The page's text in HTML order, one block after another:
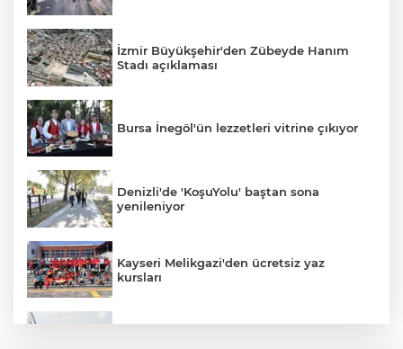
İzmir Büyükşehir'den Zübeyde Hanım
Stadı açıklaması
Bursa İnegöl'ün lezzetleri vitrine çıkıyor
Denizli'de 'KoşuYolu' baştan sona
yenileniyor
Kayseri Melikgazi'den ücretsiz yaz
kursları